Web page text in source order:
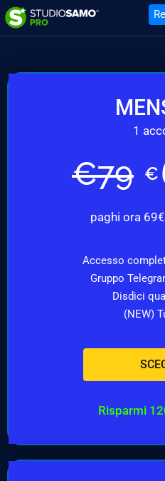
1
€79 €
paghi ora
Accesso
Gruppo
Disdici
(NEW)
Risparmi